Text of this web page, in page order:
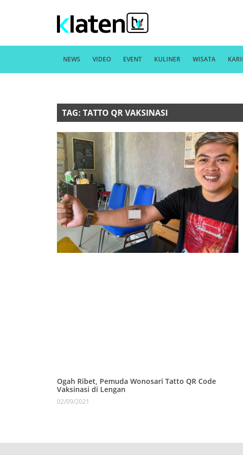
NEWS VIDEO EVENT KULINER WISATA
TAG: TATTO QR VAKSINASI
Ogah Ribet, Pemuda Wonosari Tatto QR Code
Vaksinasi di Lengan
02/09/2021